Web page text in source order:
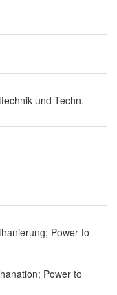
und Techn.
Power to
Power to